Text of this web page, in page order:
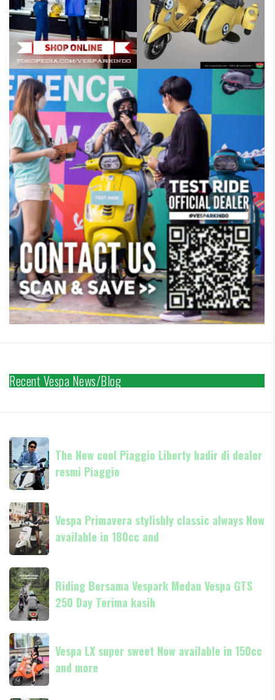
Recent Vespa News/Blog
The
New
cool
Piaggio
Liberty
hadir
di
dealer
Piaggio
The New cool Piaggio Liberty hadir di dealer
resmi Piaggio
Vespa
Primavera
stylishly
classic
always
Now
available
in
and
Vespa Primavera stylishly classic always Now
available in 180cc and
Riding
Bersama
Vespark
Medan
Vespa
GTS
250
Day
Riding Bersama Vespark Medan Vespa GTS
250 Day Terima kasih
Vespa
LX
super
sweet
Vespa LX super sweet Now available in 150cc
and more